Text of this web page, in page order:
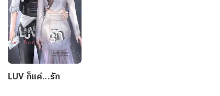
ก็
LUV ก็แค่...รัก